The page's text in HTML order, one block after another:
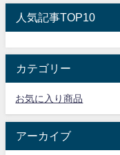
人気記事TOP10
カテゴリー
お気に入り商品
アーカイブ